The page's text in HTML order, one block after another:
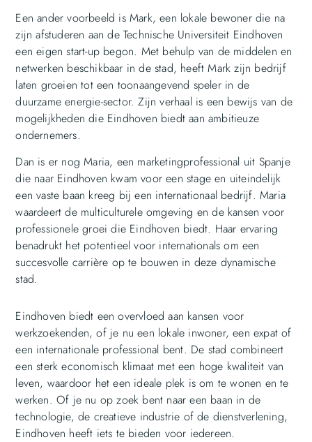
Een ander voorbeeld is Mark, een lokale bewoner die na
zijn afstuderen aan de Technische Universiteit Eindhoven
een eigen start-up begon. Met behulp van de middelen en
netwerken beschikbaar in de stad, heeft Mark zijn bedrijf
laten groeien tot een toonaangevend speler in de
duurzame energie-sector. Zijn verhaal is een bewijs van de
mogelijkheden die Eindhoven biedt aan ambitieuze
ondernemers.
Dan is er nog Maria, een marketingprofessional uit Spanje
die naar Eindhoven kwam voor een stage en uiteindelijk
een vaste baan kreeg bij een internationaal bedrijf. Maria
waardeert de multiculturele omgeving en de kansen voor
professionele groei die Eindhoven biedt. Haar ervaring
benadrukt het potentieel voor internationals om een
succesvolle carrière op te bouwen in deze dynamische
stad.
Eindhoven biedt een overvloed aan kansen voor
werkzoekenden, of je nu een lokale inwoner, een expat of
een internationale professional bent. De stad combineert
een sterk economisch klimaat met een hoge kwaliteit van
leven, waardoor het een ideale plek is om te wonen en te
werken. Of je nu op zoek bent naar een baan in de
technologie, de creatieve industrie of de dienstverlening,
Eindhoven heeft iets te bieden voor iedereen.